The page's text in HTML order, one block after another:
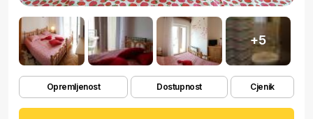
+5
Opremljenost Dostupnost Cjenik